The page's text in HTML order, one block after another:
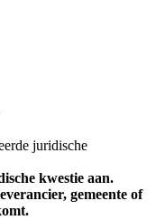
juridische
kwestie aan.
gemeente of